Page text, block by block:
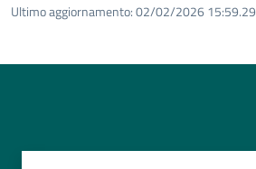
Ultimo aggiornamento:02/02/2026 15:59.29